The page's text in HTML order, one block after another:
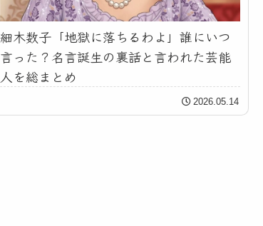
細木数子「地獄に落ちるわよ」誰にいつ
言った？名言誕生の裏話と言われた芸能
人を総まとめ
2026.05.14